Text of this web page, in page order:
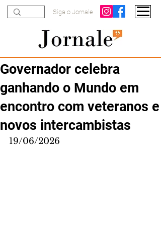
Siga o Jornale
Governador celebra
ganhando o Mundo em
encontro com veteranos e
novos intercambistas
19/06/2026